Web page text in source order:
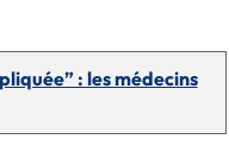
: les médecins